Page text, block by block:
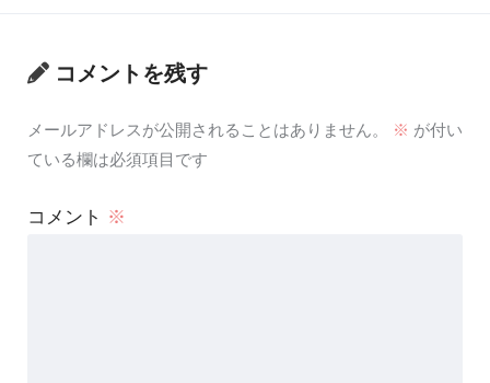
コメントを残す
メールアドレスが公開されることはありません。 ※ が付い
ている欄は必須項目です
コメント ※